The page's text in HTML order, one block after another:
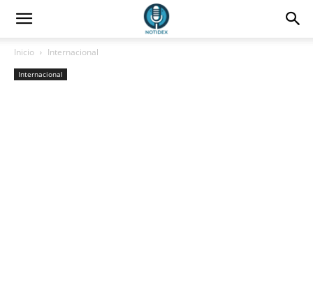
Inicio Internacional
Internacional